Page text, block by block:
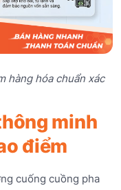
hàng hóa chuẩn xác
minh
điểm
cuống cuồng pha